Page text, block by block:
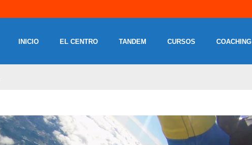
INICIO EL CENTRO TANDEM CURSOS COACHING